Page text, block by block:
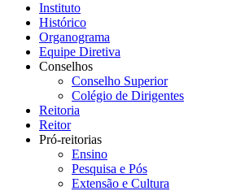
Instituto
Histórico
Organograma
Equipe Diretiva
Conselhos
Conselho Superior
Colégio de Dirigentes
Reitoria
Reitor
Pró-reitorias
Ensino
Pesquisa e Pós
Extensão e Cultura